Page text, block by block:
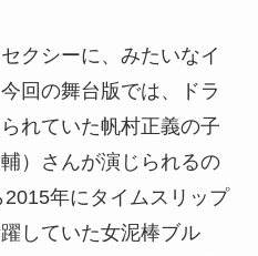
クシーに、みたいなイ
回の舞台版では、ドラ
れていた帆村正義の子
）さんが演じられるの
年にタイムスリップ
していた女泥棒ブル